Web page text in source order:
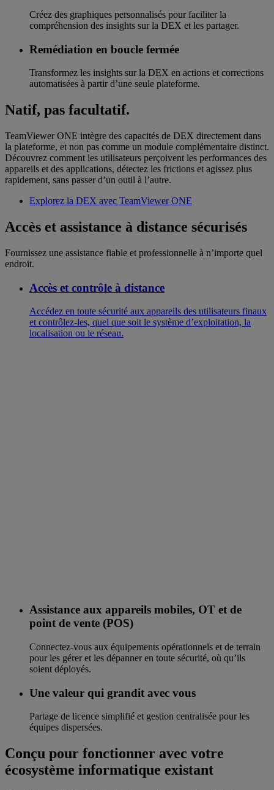
Créez des graphiques personnalisés pour faciliter la
compréhension des insights sur la DEX et les partager.
Remédiation en boucle fermée
Transformez les insights sur la DEX en actions et corrections
automatisées à partir d’une seule plateforme.
Natif, pas facultatif.
TeamViewer ONE intègre des capacités de DEX directement dans
la plateforme, et non pas comme un module complémentaire distinct.
Découvrez comment les utilisateurs perçoivent les performances des
appareils et des applications, détectez les frictions et agissez plus
rapidement, sans passer d’un outil à l’autre.
Explorez la DEX avec TeamViewer ONE
Accès et assistance à distance sécurisés
Fournissez une assistance fiable et professionnelle à n’importe quel
endroit.
Accès et contrôle à distance
Accédez en toute sécurité aux appareils des utilisateurs finaux
et contrôlez-les, quel que soit le système d’exploitation, la
localisation ou le réseau.
Assistance aux appareils mobiles, OT et de
point de vente (POS)
Connectez-vous aux équipements opérationnels et de terrain
pour les gérer et les dépanner en toute sécurité, où qu’ils
soient déployés.
Une valeur qui grandit avec vous
Partage de licence simplifié et gestion centralisée pour les
équipes dispersées.
Conçu pour fonctionner avec votre
écosystème informatique existant